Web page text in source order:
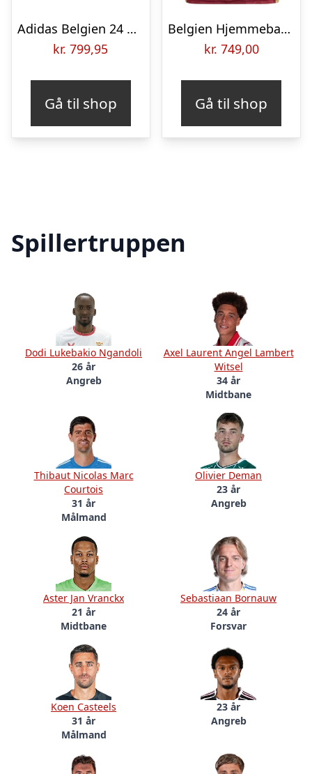
Adidas Belgien 24 Hjemmebanetrøje Herre Rød
kr. 799,95
Gå til shop
Belgien Hjemmebanetrøje 2024/25 Kvinde
kr. 749,00
Gå til shop
Spillertruppen
Dodi Lukebakio Ngandoli
26 år
Angreb
Axel Laurent Angel Lambert
Witsel
34 år
Midtbane
Thibaut Nicolas Marc
Courtois
31 år
Målmand
Olivier Deman
23 år
Angreb
Aster Jan Vranckx
21 år
Midtbane
Sebastiaan Bornauw
24 år
Forsvar
Koen Casteels
31 år
Målmand
23 år
Angreb